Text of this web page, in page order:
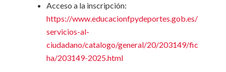
Acceso a la inscripción:
https://www.educacionfpydeportes.gob.es/
servicios-al-
ciudadano/catalogo/general/20/203149/fic
ha/203149-2025.html